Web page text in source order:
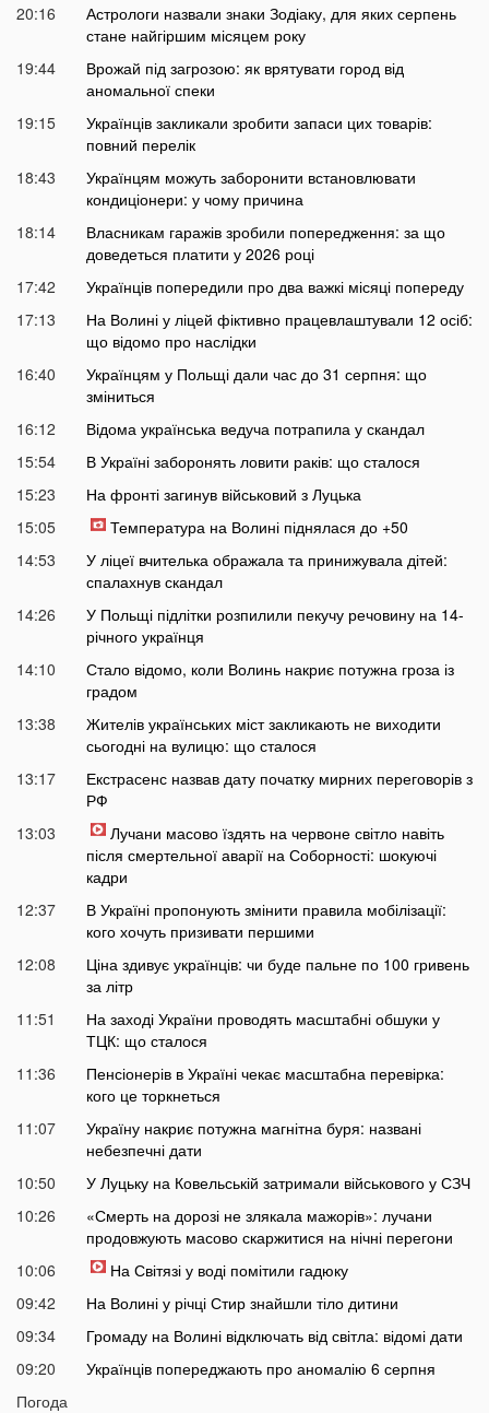
20:16
Астрологи назвали знаки Зодіаку, для яких серпень
стане найгіршим місяцем року
19:44
Врожай під загрозою: як врятувати город від
аномальної спеки
19:15
Українців закликали зробити запаси цих товарів:
повний перелік
18:43
Українцям можуть заборонити встановлювати
кондиціонери: у чому причина
18:14
Власникам гаражів зробили попередження: за що
доведеться платити у 2026 році
17:42
Українців попередили про два важкі місяці попереду
17:13
На Волині у ліцей фіктивно працевлаштували 12 осіб:
що відомо про наслідки
16:40
Українцям у Польщі дали час до 31 серпня: що
зміниться
16:12
Відома українська ведуча потрапила у скандал
15:54
В Україні заборонять ловити раків: що сталося
15:23
На фронті загинув військовий з Луцька
15:05
Температура на Волині піднялася до +50
14:53
У ліцеї вчителька ображала та принижувала дітей:
спалахнув скандал
14:26
У Польщі підлітки розпилили пекучу речовину на 14-
річного українця
14:10
Стало відомо, коли Волинь накриє потужна гроза із
градом
13:38
Жителів українських міст закликають не виходити
сьогодні на вулицю: що сталося
13:17
Екстрасенс назвав дату початку мирних переговорів з
РФ
13:03
Лучани масово їздять на червоне світло навіть
після смертельної аварії на Соборності: шокуючі
кадри
12:37
В Україні пропонують змінити правила мобілізації:
кого хочуть призивати першими
12:08
Ціна здивує українців: чи буде пальне по 100 гривень
за літр
11:51
На заході України проводять масштабні обшуки у
ТЦК: що сталося
11:36
Пенсіонерів в Україні чекає масштабна перевірка:
кого це торкнеться
11:07
Україну накриє потужна магнітна буря: названі
небезпечні дати
10:50
У Луцьку на Ковельській затримали військового у СЗЧ
10:26
«Смерть на дорозі не злякала мажорів»: лучани
продовжують масово скаржитися на нічні перегони
10:06
На Світязі у воді помітили гадюку
09:42
На Волині у річці Стир знайшли тіло дитини
09:34
Громаду на Волині відключать від світла: відомі дати
09:20
Українців попереджають про аномалію 6 серпня
09:05
Погода